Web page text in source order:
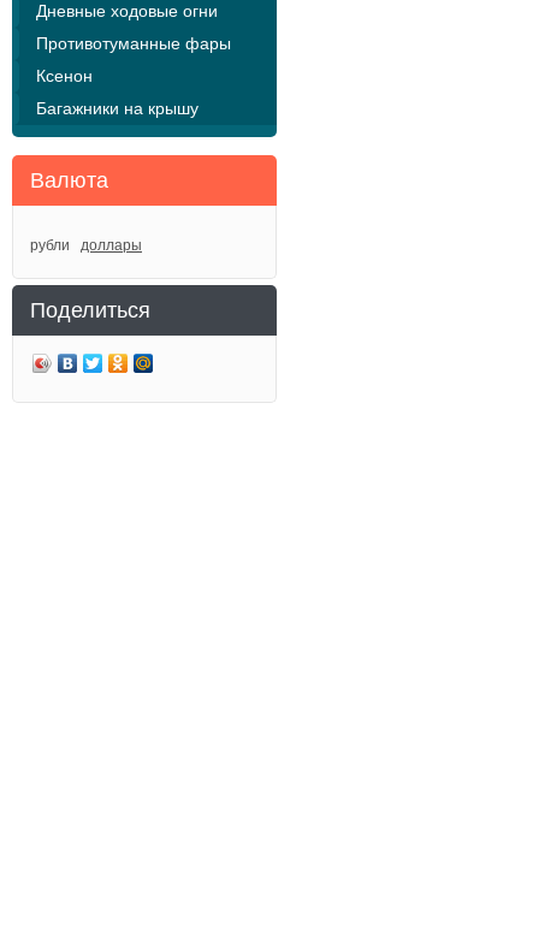
Дневные ходовые огни
Противотуманные фары
Ксенон
Багажники на крышу
Валюта
рубли доллары
Поделиться